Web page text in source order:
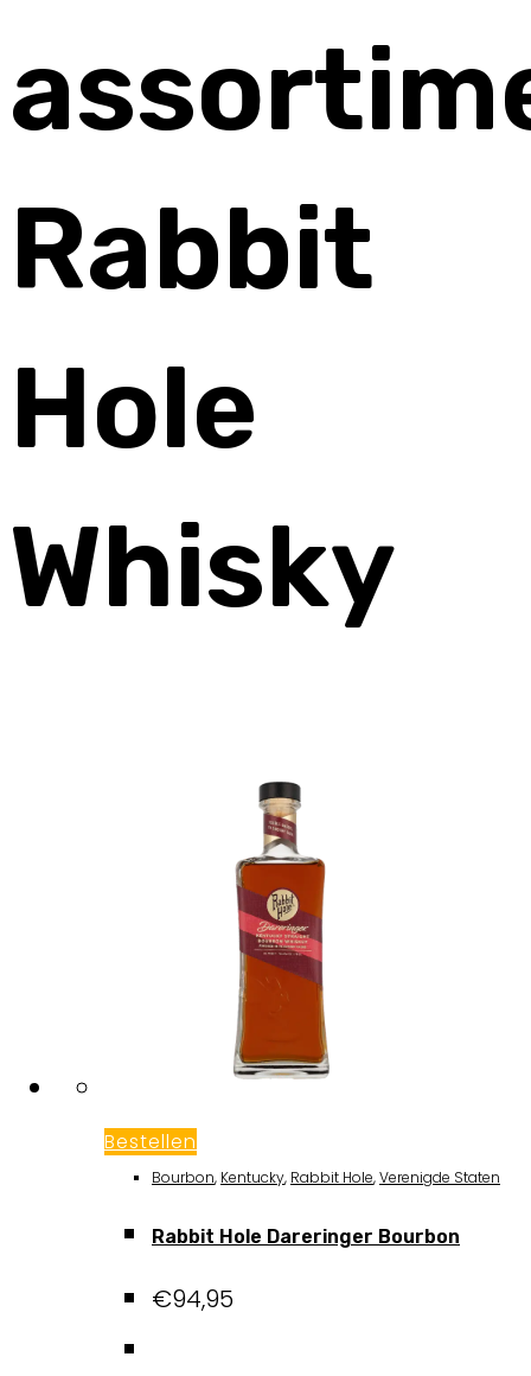
Rabbit
Hole
Whisky
Bestellen
Bourbon, Kentucky, Rabbit Hole,Verenigde Staten
Rabbit Hole Dareringer Bourbon
€94,95